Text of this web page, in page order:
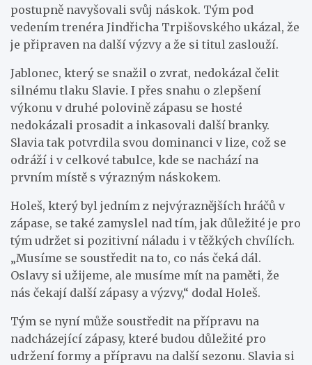
postupně navyšovali svůj náskok. Tým pod
vedením trenéra Jindřicha Trpišovského ukázal, že
je připraven na další výzvy a že si titul zaslouží.
Jablonec, který se snažil o zvrat, nedokázal čelit
silnému tlaku Slavie. I přes snahu o zlepšení
výkonu v druhé polovině zápasu se hosté
nedokázali prosadit a inkasovali další branky.
Slavia tak potvrdila svou dominanci v lize, což se
odráží i v celkové tabulce, kde se nachází na
prvním místě s výrazným náskokem.
Holeš, který byl jedním z nejvýraznějších hráčů v
zápase, se také zamyslel nad tím, jak důležité je pro
tým udržet si pozitivní náladu i v těžkých chvílích.
„Musíme se soustředit na to, co nás čeká dál.
Oslavy si užijeme, ale musíme mít na paměti, že
nás čekají další zápasy a výzvy,“ dodal Holeš.
Tým se nyní může soustředit na přípravu na
nadcházející zápasy, které budou důležité pro
udržení formy a přípravu na další sezonu. Slavia si